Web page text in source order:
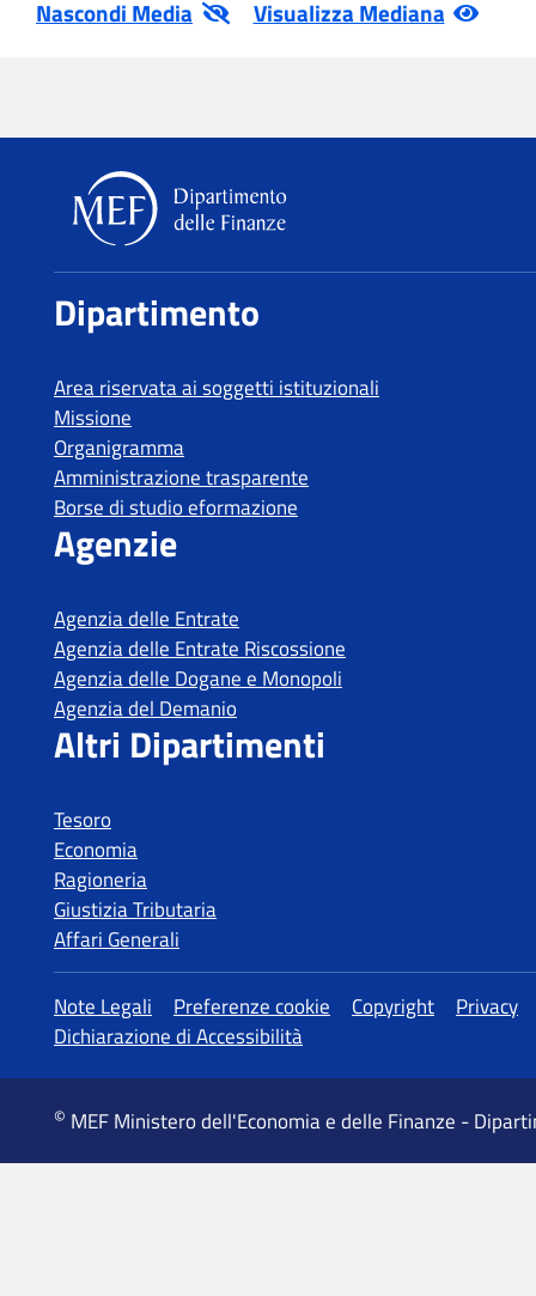
Tesoro
Economia
Ragioneria
Giustizia Tributaria
Affari Generali
MEF Ministero dell'Economia e delle Finanze -